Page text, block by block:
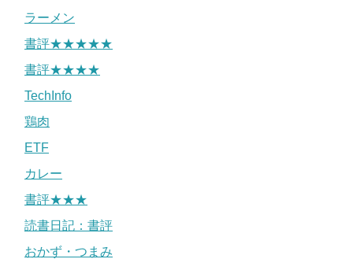
ラーメン
書評★★★★★
書評★★★★
TechInfo
鶏肉
ETF
カレー
書評★★★
読書日記：書評
おかず・つまみ